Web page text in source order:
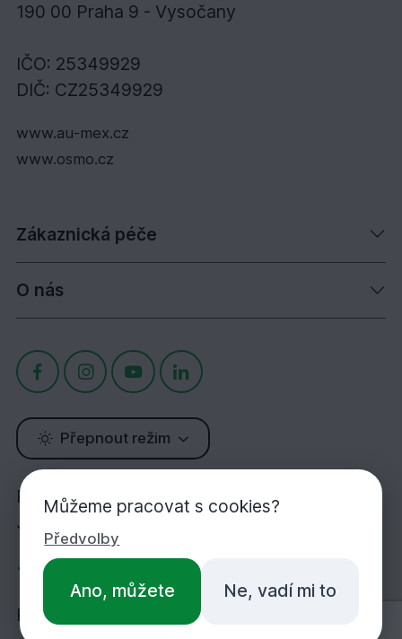
190 00 Praha 9 - Vysočany
IČO: 25349929
DIČ: CZ25349929
www.au-mex.cz
www.osmo.cz
Zákaznická péče
O nás
Přepnout režim
Potřebujete poradit?
Jsme tu pro Vás!
+420 283 933 452
PO-PÁ 7:00-16:30
Můžeme pracovat s cookies?
Předvolby
Ano, můžete Ne, vadí mi to